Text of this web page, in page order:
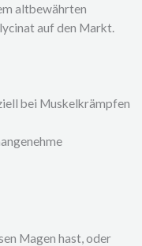
altbewährten
auf den Markt.
bei Muskelkrämpfen
Magen hast, oder